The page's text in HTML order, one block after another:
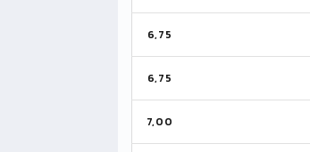
6,75
6,75
7,00